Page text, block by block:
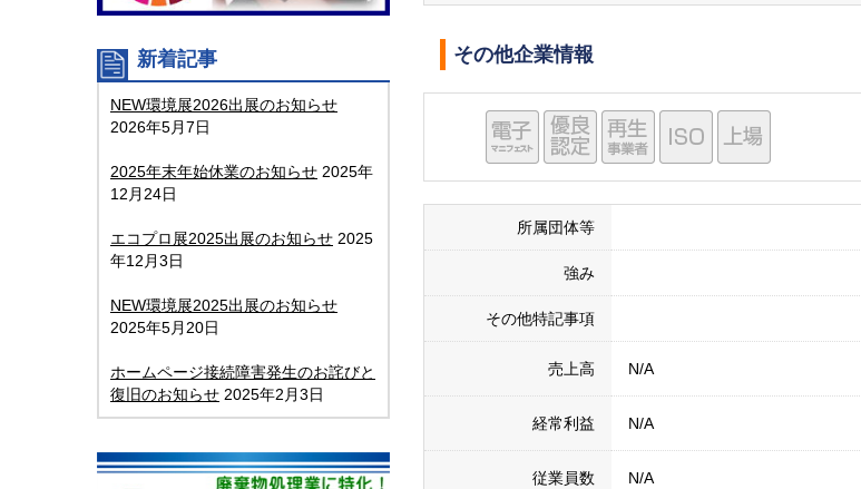
新着記事
NEW環境展2026出展のお知らせ
2026年5月7日
2025年末年始休業のお知らせ 2025年
12月24日
エコプロ展2025出展のお知らせ 2025
年12月3日
NEW環境展2025出展のお知らせ
2025年5月20日
ホームページ接続障害発生のお詫びと
復旧のお知らせ 2025年2月3日
その他企業情報
所属団体等
強み
その他特記事項
売上高 N/A
経常利益 N/A
従業員数 N/A